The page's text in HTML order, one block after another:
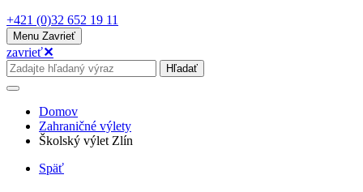
+421 (0)32 652 19 11
Menu Zavrieť
zavrieť✕
Hľadať
Domov
Zahraničné výlety
Školský výlet Zlín
Späť